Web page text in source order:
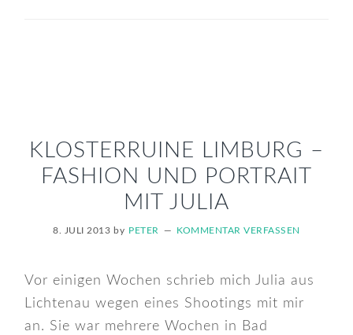
KLOSTERRUINE LIMBURG –
FASHION UND PORTRAIT
MIT JULIA
8. JULI 2013 by PETER KOMMENTAR VERFASSEN
Vor einigen Wochen schrieb mich Julia aus
Lichtenau wegen eines Shootings mit mir
an. Sie war mehrere Wochen in Bad